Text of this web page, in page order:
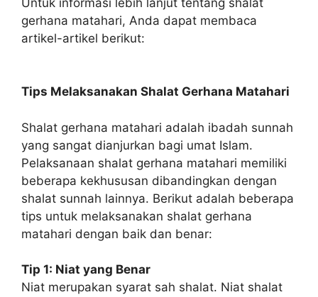
gerhana matahari, Anda dapat membaca
artikel-artikel berikut:
Tips Melaksanakan Shalat Gerhana Matahari
Shalat gerhana matahari adalah ibadah sunnah
yang sangat dianjurkan bagi umat Islam.
Pelaksanaan shalat gerhana matahari memiliki
beberapa kekhususan dibandingkan dengan
shalat sunnah lainnya. Berikut adalah beberapa
tips untuk melaksanakan shalat gerhana
matahari dengan baik dan benar:
Tip 1: Niat yang Benar
Niat merupakan syarat sah shalat. Niat shalat